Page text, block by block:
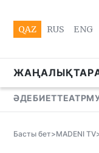
QAZ RUS ENG
ЖАҢАЛЫҚТАР
ӘДЕБИЕТТЕАТР
Басты бет>MADENI TV